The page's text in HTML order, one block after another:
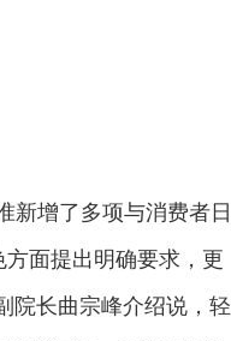
增了多项与消费者日
面提出明确要求，更
院长曲宗峰介绍说，轻